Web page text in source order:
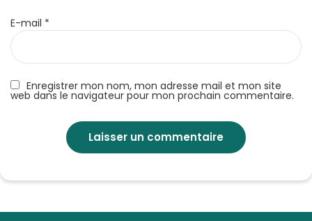
Enregistrer mon nom, mon adresse mail et mon site
web dans le navigateur pour mon prochain commentaire.
E-mail *